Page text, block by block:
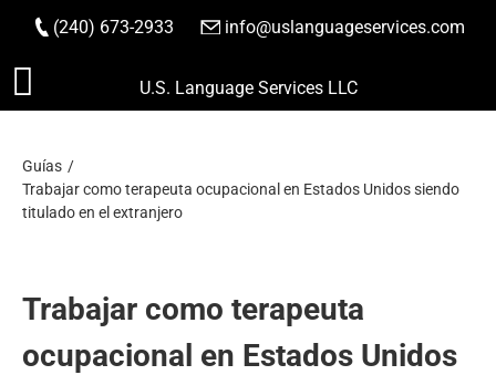
Saltar
(240) 673-2933 info@uslanguageservices.com
HACER PEDIDO
U.S. Language Services LLC
Guías
Trabajar como terapeuta ocupacional en Estados Unidos siendo
titulado en el extranjero
Trabajar como terapeuta
ocupacional en Estados Unidos